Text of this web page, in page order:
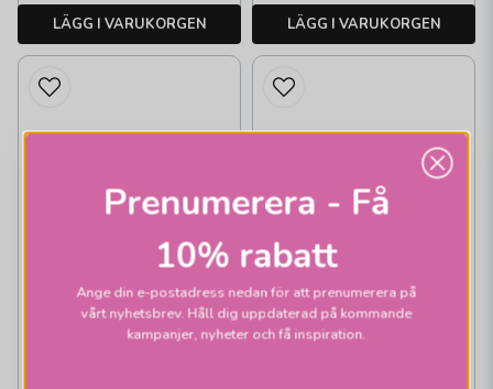
LÄGG I VARUKORGEN LÄGG I VARUKORGEN
Prenumerera - Få
10% rabatt
Ange din e-postadress nedan för att prenumerera på
vårt nyhetsbrev. Håll dig uppdaterad på kommande
kampanjer, nyheter och få inspiration.